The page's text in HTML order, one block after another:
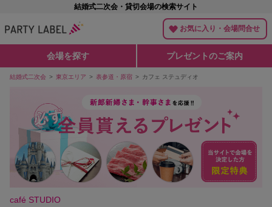
結婚式二次会・貸切会場の検索サイト
お気に入り・会場問合せ
会場を探す プレゼントのご案内
結婚式二次会 東京エリア 表参道・原宿 カフェ ステュディオ
café STUDIO